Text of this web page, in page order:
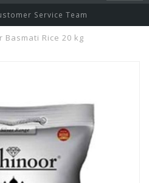
Service Team
Basmati Rice 20 kg